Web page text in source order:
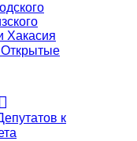
Хакасия
Открытые
к